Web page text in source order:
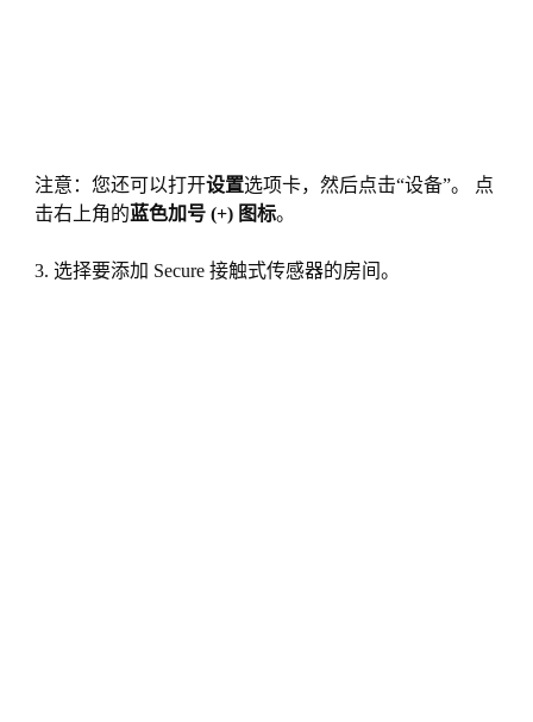
注意：您还可以打开设置选项卡，然后点击“设备”。 点
击右上角的蓝色加号 (+) 图标。
3. 选择要添加 Secure 接触式传感器的房间。